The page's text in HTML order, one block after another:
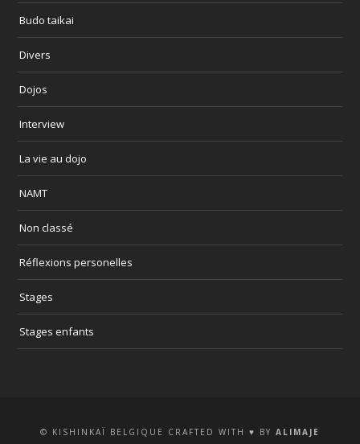
Budo taikai
Divers
Dojos
Interview
La vie au dojo
NAMT
Non classé
Réflexions personelles
Stages
Stages enfants
© KISHINKAÏ BELGIQUE CRAFTED WITH ♥ BY ALIMAJE